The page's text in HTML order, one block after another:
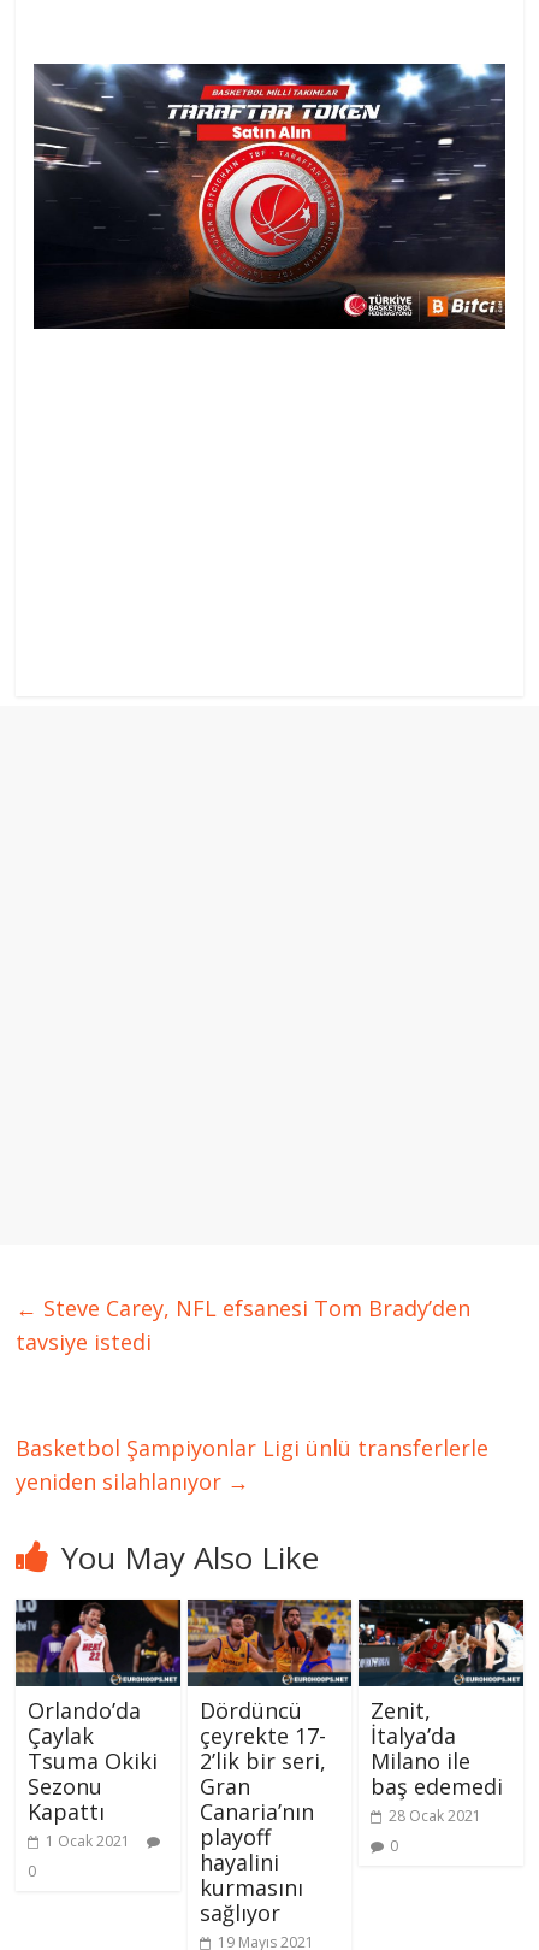
← Steve Carey, NFL efsanesi Tom Brady’den
tavsiye istedi
Basketbol Şampiyonlar Ligi ünlü transferlerle
yeniden silahlanıyor →
You May Also Like
Orlando’da
Çaylak
Tsuma Okiki
Sezonu
Kapattı
1 Ocak 2021
0
Dördüncü
çeyrekte 17-
2’lik bir seri,
Gran
Canaria’nın
playoff
hayalini
kurmasını
sağlıyor
19 Mayıs 2021
Zenit,
İtalya’da
Milano ile
baş edemedi
28 Ocak 2021
0